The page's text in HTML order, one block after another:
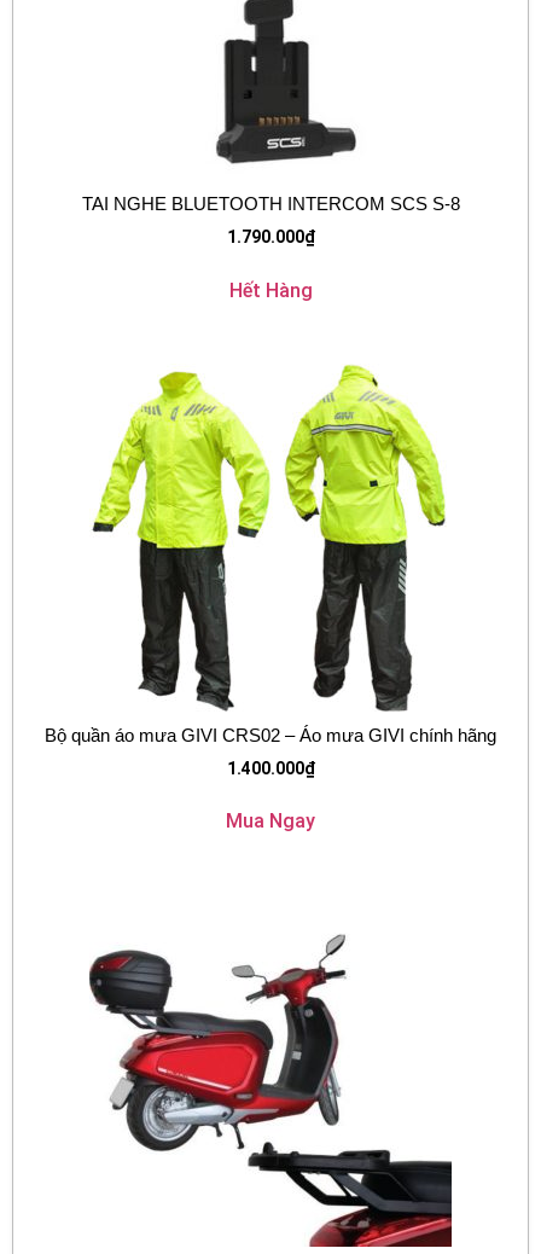
TAI NGHE BLUETOOTH INTERCOM SCS S-8
1.790.000₫
Hết Hàng
Bộ quần áo mưa GIVI CRS02 – Áo mưa GIVI chính hãng
1.400.000₫
Mua Ngay